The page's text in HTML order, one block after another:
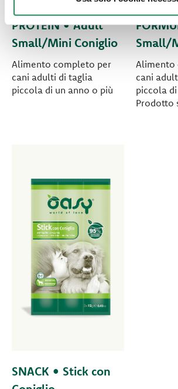
PROTEIN • Adult
Small/Mini Coniglio
Alimento completo per
cani adulti di taglia
piccola di un anno o più
Small/
Alimento
cani
piccola
Prodotto
SNACK • Stick con